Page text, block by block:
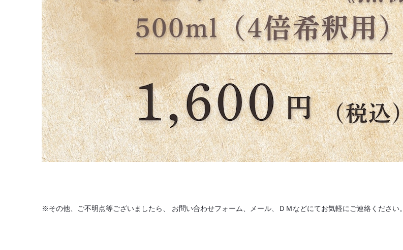
※その他、ご不明点等ございましたら、 お問い合わせフォーム、メール、ＤＭなどにてお気軽にご連絡ください。